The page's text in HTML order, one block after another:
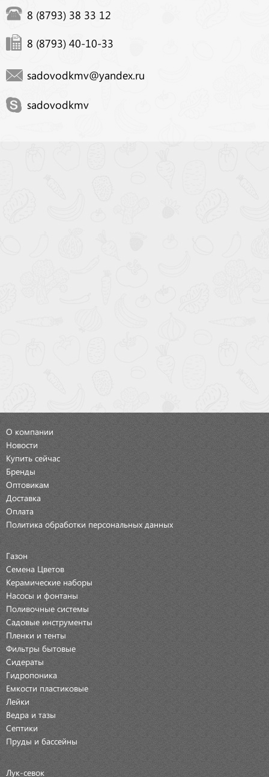
8 (8793) 38 33 12
8 (8793) 40-10-33
sadovodkmv@yandex.ru
sadovodkmv
О компании
Новости
Купить сейчас
Бренды
Оптовикам
Доставка
Оплата
Политика обработки персональных данных
Газон
Семена Цветов
Керамические наборы
Насосы и фонтаны
Поливочные системы
Садовые инструменты
Пленки и тенты
Фильтры бытовые
Сидераты
Гидропоника
Емкости пластиковые
Лейки
Ведра и тазы
Септики
Пруды и бассейны
Лук-севок